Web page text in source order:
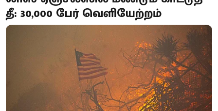
தீ: 30,000 பேர் வெளியேற்றம்